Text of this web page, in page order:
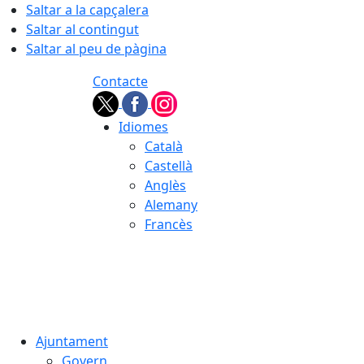
Saltar a la capçalera
Saltar al contingut
Saltar al peu de pàgina
Contacte
Idiomes
Català
Castellà
Anglès
Alemany
Francès
Ajuntament